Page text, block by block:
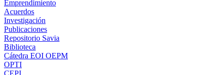
Emprendimiento
Acuerdos
Investigación
Publicaciones
Repositorio Savia
Biblioteca
Cátedra EOI OEPM
OPTI
CEPI